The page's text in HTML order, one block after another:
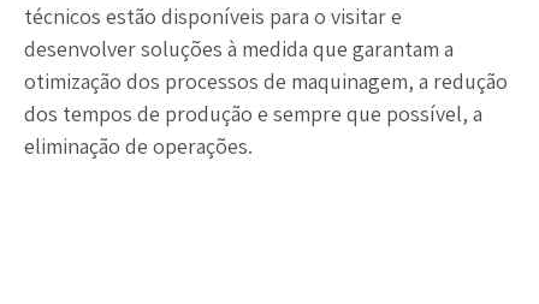
técnicos estão disponíveis para o visitar e
desenvolver soluções à medida que garantam a
otimização dos processos de maquinagem, a redução
dos tempos de produção e sempre que possível, a
eliminação de operações.